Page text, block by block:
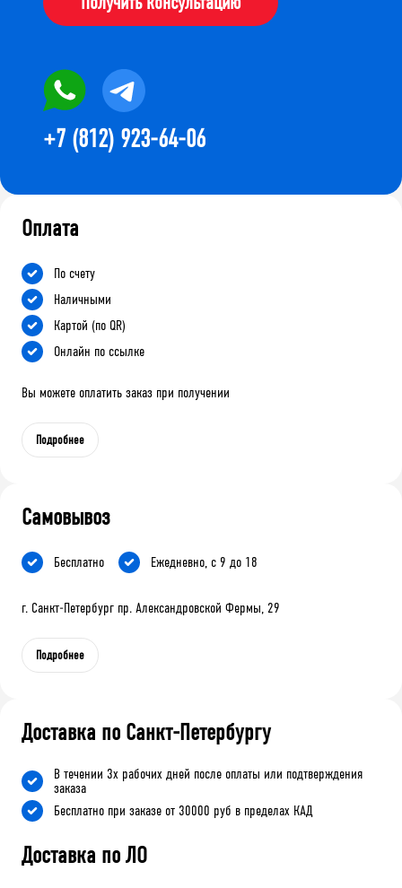
+7 (812) 923-64-06
Оплата
По счету
Наличными
Картой (по QR)
Онлайн по ссылке
Вы можете оплатить заказ при получении
Подробнее
Самовывоз
Бесплатно Ежедневно, с 9 до 18
г. Санкт-Петербург пр. Александровской Фермы, 29
Подробнее
Доставка по Санкт-Петербургу
В течении 3х рабочих дней после оплаты или подтверждения
заказа
Бесплатно при заказе от 30000 руб в пределах КАД
Доставка по ЛО